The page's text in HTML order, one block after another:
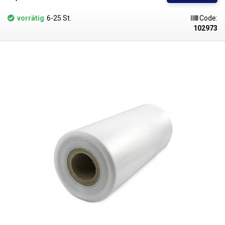
Folie ungefähr der Form des verpackten Artikels an. Wenn die Folie
abkühlt, härtet sie aus und bildet eine fixierende Umhüllung. LDPE-Folie
kann auch geschrumpft werden, z. B. mit einer Heißluftpistole oder einer
Wärmeverteilung nicht ideal. Die Schrumpffolie schrumpft nur in der
Beuteln, Taschen und Verpackungen jeglicher Waren. PE-Folien sind
gesundheitlich unbedenklich, 100% recycelbar, für
Lebensmittelverpackungen geeignet (Zertifikat vorhanden) und erfüllen
als Verpackungsmedium die Anforderungen des Gesetzes Nr. 477/2001
Slg. (Verpackungsgesetz). Ideal zum Verschweißen mit allen
Impulsschweißgeräten aus unserem Sortiment. Der Preis gilt für eine
Rolle von 400 Metern. LDPE (Polyethylen niedriger Dichte) Materialstärke:
30micron (0,030mm)*2 Breite: 450 mm Länge der Rolle: 400 Meter
Schrumpfungstemperatur: ab 105°C Schrumpfungsverhältnis: 2:1 (in
Schlauchrichtung) Farbe: klar Abmessungstoleranz: +/- 10% Das Foto
vorrätig 6-25 St.
Code:
102973